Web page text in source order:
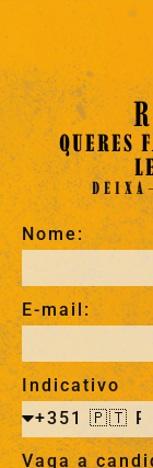
QUERES
Nome:
E-mail:
Indicativo
Vaga a